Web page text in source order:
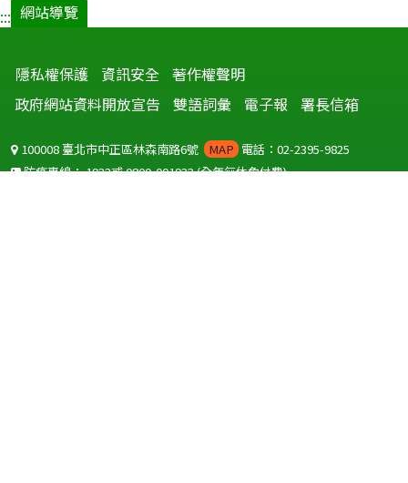
::: 網站導覽
隱私權保護 資訊安全 著作權聲明
政府網站資料開放宣告
雙語詞彙 電子報 署長信箱
100008 臺北市中正區林森南路6號 MAP 電話：02-2395-9825
防疫專線：1922或0800-001922(全年無休免付費)